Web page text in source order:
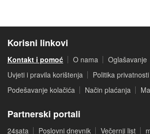
Korisni linkovi
Kontakt i pomoć O nama
Oglašavanje
Uvjeti i pravila korištenja
Politika privatnosti
Podešavanje kolačića
Način plaćanja
Partnerski portali
24sata Poslovni dnevnik Večernji list